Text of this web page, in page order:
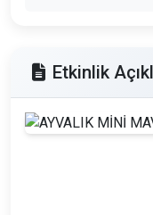
Etkinlik